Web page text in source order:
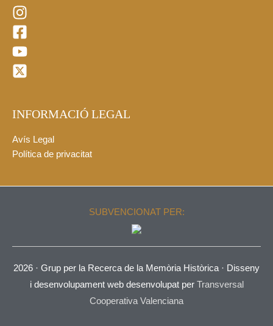
INFORMACIÓ LEGAL
Avís Legal
Política de privacitat
SUBVENCIONAT PER:
2026 · Grup per la Recerca de la Memòria Històrica · Disseny
i desenvolupament web desenvolupat per Transversal
Cooperativa Valenciana